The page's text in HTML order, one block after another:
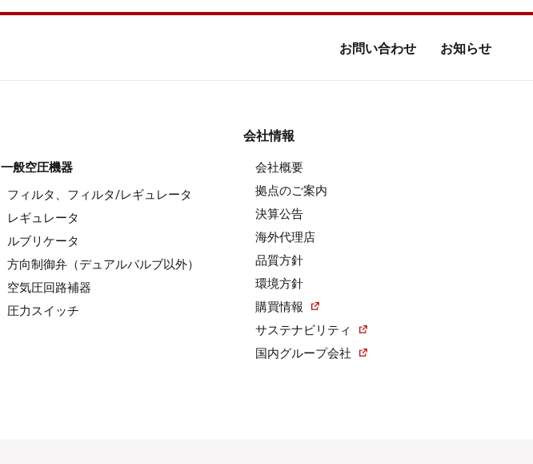
お問い合わせ お知らせ
一般空圧機器
フィルタ、フィルタ/レギュレータ
レギュレータ
ルブリケータ
方向制御弁（デュアルバルブ以外）
空気圧回路補器
圧力スイッチ
会社情報
会社概要
拠点のご案内
決算公告
海外代理店
品質方針
環境方針
購買情報
サステナビリティ
国内グループ会社